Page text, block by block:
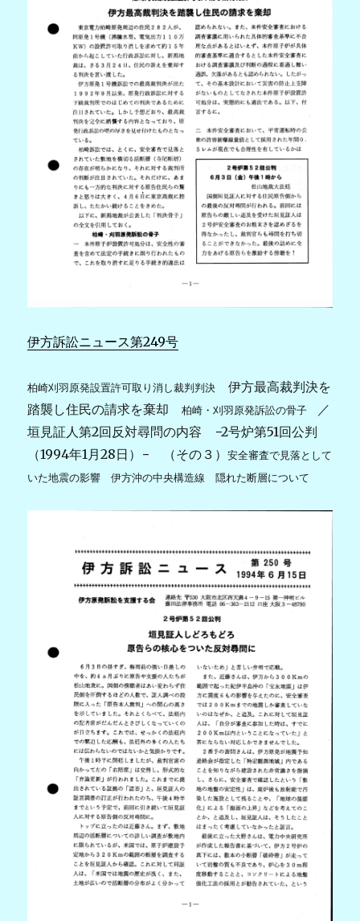
伊方訴訟ニュース第249号
柏崎刈羽原発設置許可取り消し裁判判決
伊方最高裁判決を
踏襲し住民の請求を棄却柏崎・刈羽原発訴訟の骨子
／
垣見証人第2回反対尋問の内容 −2号炉第51回公判
（1994年1月28日）− （その３）安全審査で見落として
いた地震の影響 伊方沖の中央構造線隠れた断層について